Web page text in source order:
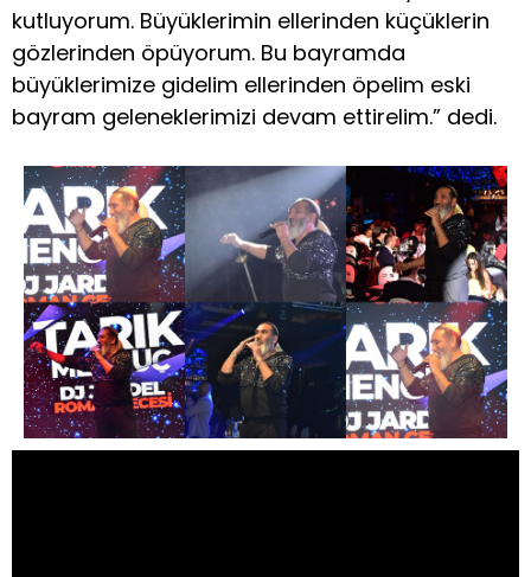
kutluyorum. Büyüklerimin ellerinden küçüklerin
gözlerinden öpüyorum. Bu bayramda
büyüklerimize gidelim ellerinden öpelim eski
bayram geleneklerimizi devam ettirelim.” dedi.